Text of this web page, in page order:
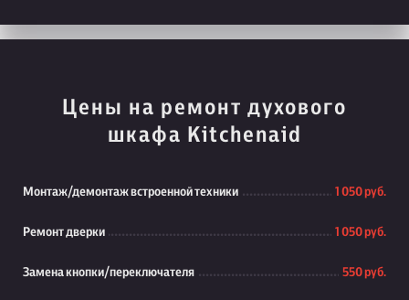
Цены на ремонт духового
шкафа Kitchenaid
Монтаж/демонтаж встроенной техники 1 050 руб.
Ремонт дверки 1 050 руб.
Замена кнопки/переключателя 550 руб.